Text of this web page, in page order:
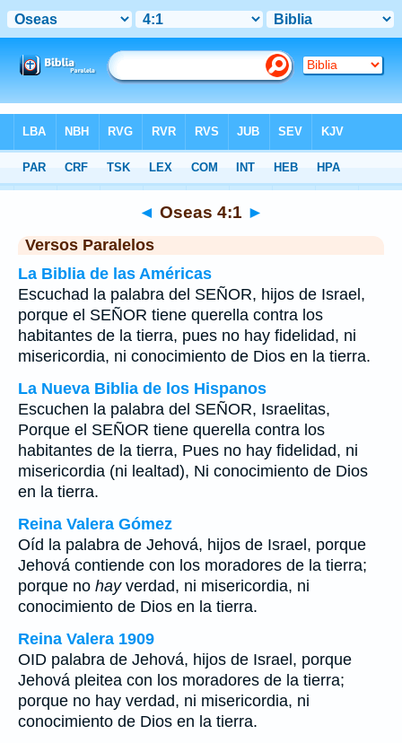
>Oseas> Capítulo 4> Verso 1
◄ Oseas 4:1 ►
Versos Paralelos
La Biblia de las Américas
Escuchad la palabra del SEÑOR, hijos de Israel,
porque el SEÑOR tiene querella contra los
habitantes de la tierra, pues no hay fidelidad, ni
misericordia, ni conocimiento de Dios en la tierra.
La Nueva Biblia de los Hispanos
Escuchen la palabra del SEÑOR, Israelitas,
Porque el SEÑOR tiene querella contra los
habitantes de la tierra, Pues no hay fidelidad, ni
misericordia (ni lealtad), Ni conocimiento de Dios
en la tierra.
Reina Valera Gómez
Oíd la palabra de Jehová, hijos de Israel, porque
Jehová contiende con los moradores de la tierra;
porque no hayverdad, ni misericordia, ni
conocimiento de Dios en la tierra.
Reina Valera 1909
OID palabra de Jehová, hijos de Israel, porque
Jehová pleitea con los moradores de la tierra;
porque no hay verdad, ni misericordia, ni
conocimiento de Dios en la tierra.